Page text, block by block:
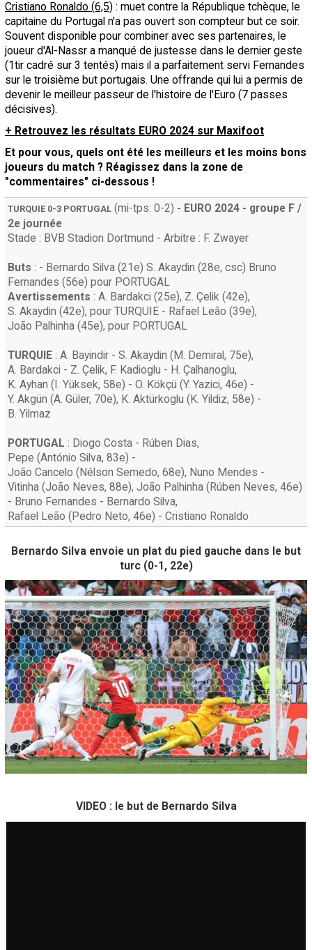
Cristiano Ronaldo (6,5) : muet contre la République tchèque, le
capitaine du Portugal n'a pas ouvert son compteur but ce soir.
Souvent disponible pour combiner avec ses partenaires, le
joueur d'Al-Nassr a manqué de justesse dans le dernier geste
(1tir cadré sur 3 tentés) mais il a parfaitement servi Fernandes
sur le troisième but portugais. Une offrande qui lui a permis de
devenir le meilleur passeur de l'histoire de l'Euro (7 passes
décisives).
+ Retrouvez les résultats EURO 2024 sur Maxifoot
Et pour vous, quels ont été les meilleurs et les moins bons
joueurs du match ? Réagissez dans la zone de
"commentaires" ci-dessous !
TURQUIE 0-3 PORTUGAL (mi-tps: 0-2) - EURO 2024 - groupe F /
2e journée
Stade : BVB Stadion Dortmund - Arbitre : F. Zwayer
Buts : - Bernardo Silva (21e) S. Akaydin (28e, csc) Bruno
Fernandes (56e) pour PORTUGAL
Avertissements : A. Bardakci (25e), Z. Çelik (42e),
S. Akaydin (42e), pour TURQUIE - Rafael Leão (39e),
João Palhinha (45e), pour PORTUGAL
TURQUIE : A. Bayindir - S. Akaydin ( M. Demiral, 75e),
A. Bardakci - Z. Çelik, F. Kadioglu - H. Çalhanoglu,
K. Ayhan ( I. Yüksek, 58e) - O. Kökçü (Y. Yazici, 46e) -
Y. Akgün (A. Güler, 70e), K. Aktürkoglu ( K. Yildiz, 58e) -
B. Yilmaz
PORTUGAL : Diogo Costa - Rúben Dias,
Pepe (António Silva, 83e) -
João Cancelo ( Nélson Semedo, 68e), Nuno Mendes -
Vitinha (João Neves, 88e), João Palhinha ( Rúben Neves, 46e)
- Bruno Fernandes - Bernardo Silva,
Rafael Leão ( Pedro Neto, 46e) - Cristiano Ronaldo
Bernardo Silva envoie un plat du pied gauche dans le but
turc (0-1, 22e)
VIDEO : le but de Bernardo Silva